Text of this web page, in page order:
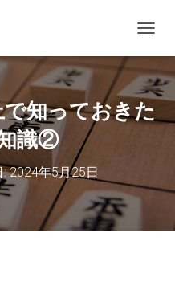
ビ
ー
シ
ョ
替
知っておきた
識②
:2024年5月25日